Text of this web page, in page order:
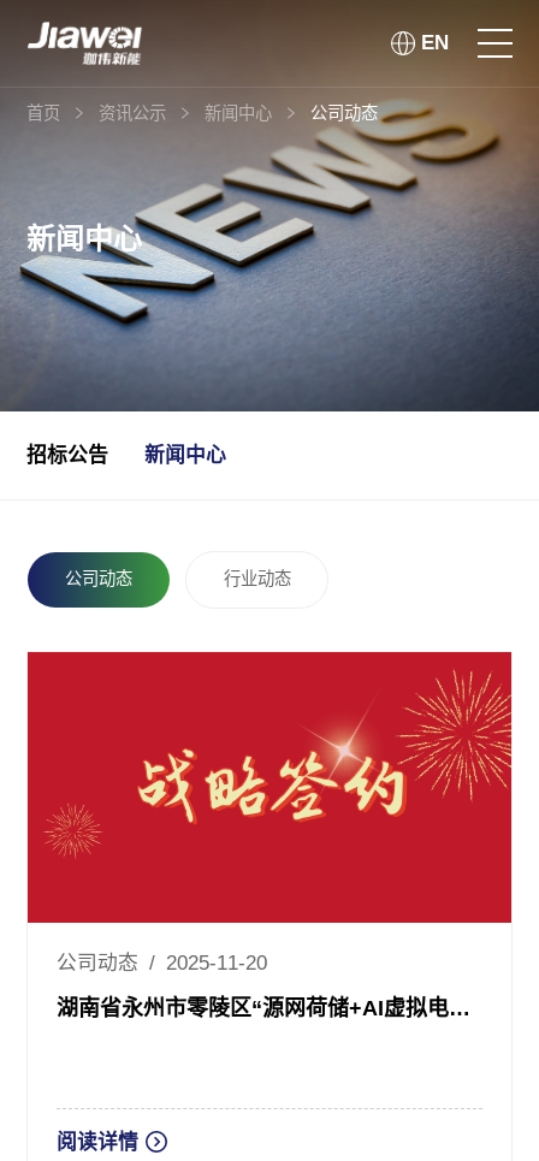
首页
解决方案
社会责任
「珈」入我们
EN
首页 资讯公示 新闻中心 公司动态
新闻中心
招标公告 新闻中心
公司动态 行业动态
公司动态 / 2025-11-20
湖南省永州市零陵区“源网荷储+AI虚拟电厂”项目正式签约！
阅读详情